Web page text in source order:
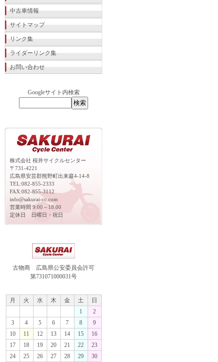
中古車情報
サイトマップ
リンク集
ライダーリンク集
お問い合わせ
Googleサイト内検索
株式会社 桜井サイクルセンター
〒731-4221
広島県安芸郡熊野町出来庭4-14-8
TEL:082-855-2333
FAX:082-855-3112
info@sakurai-cc.com
営業時間 9:00～18:00
定休日 日曜日・祝日
古物商 広島県公安委員会許可
第731071000031号
月 火 水 木 金 土
日
1
2
3
4 5 6 7 8
9
10
11 12 13 14 15
16
17
18 19 20 21 22
23
24
25 26 27 28 29
30